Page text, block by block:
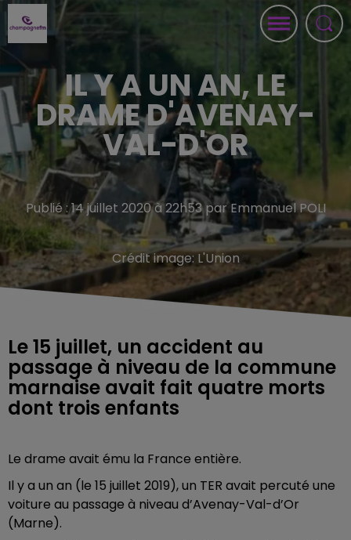
IL Y A UN AN, LE
DRAME D'AVENAY-
VAL-D'OR
Publié : 14 juillet 2020 à 22h53 par Emmanuel POLI
Crédit image: L'Union
Le 15 juillet, un accident au
passage à niveau de la commune
marnaise avait fait quatre morts
dont trois enfants
Le drame avait ému la France entière.
Il y a un an (le 15 juillet 2019), un TER avait percuté une
voiture au passage à niveau d’Avenay-Val-d’Or
(Marne).